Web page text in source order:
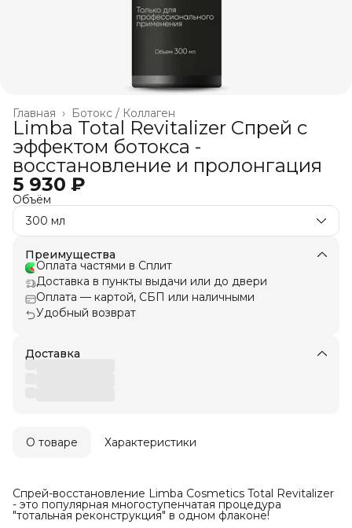
Ботокс / Коллаген
Главная ›
Limba Total Revitalizer Спрей с
эффектом ботокса -
восстановление и пролонгация
5 930 ₽
Объём
300 мл
Преимущества
Оплата частями в Сплит
Доставка в пункты выдачи или до двери
Оплата — картой, СБП или наличными
Удобный возврат
Доставка
О товаре Характеристики
Спрей-восстановление Limba Cosmetics Total Revitalizer
- это популярная многоступенчатая процедура
"тотальная реконструкция" в одном флаконе!